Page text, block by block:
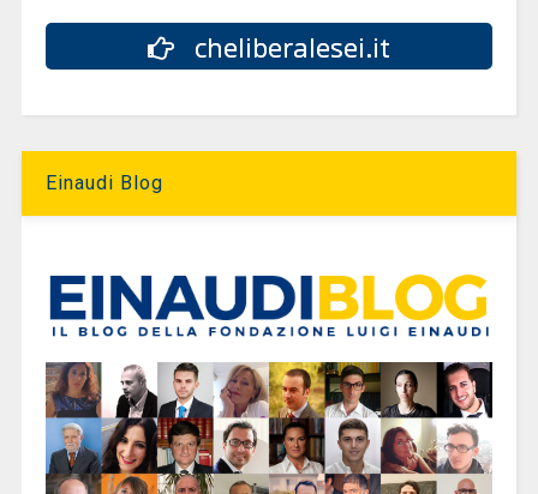
cheliberalesei.it
Einaudi Blog